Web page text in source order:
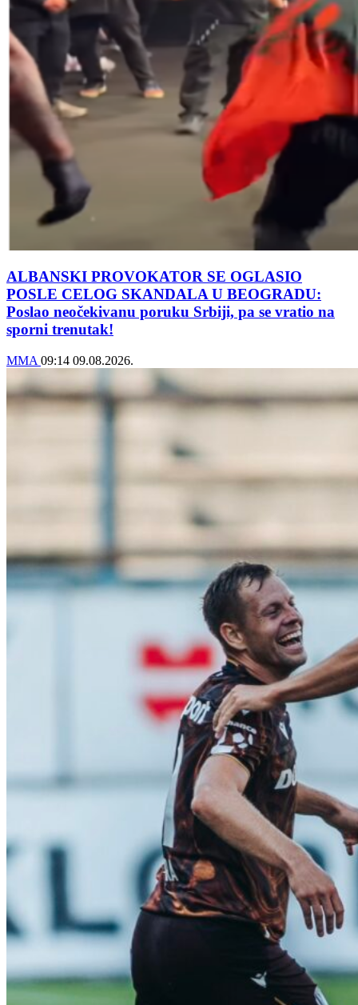
ALBANSKI PROVOKATOR SE OGLASIO
POSLE CELOG SKANDALA U BEOGRADU:
Poslao neočekivanu poruku Srbiji, pa se vratio na
sporni trenutak!
MMA 09:14 09.08.2026.